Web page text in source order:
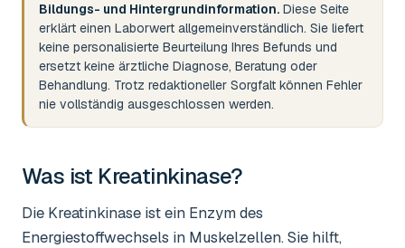
Bildungs- und Hintergrundinformation. Diese Seite
erklärt einen Laborwert allgemeinverständlich. Sie liefert
keine personalisierte Beurteilung Ihres Befunds und
ersetzt keine ärztliche Diagnose, Beratung oder
Behandlung. Trotz redaktioneller Sorgfalt können Fehler
nie vollständig ausgeschlossen werden.
Was ist Kreatinkinase?
Die Kreatinkinase ist ein Enzym des
Energiestoffwechsels in Muskelzellen. Sie hilft,